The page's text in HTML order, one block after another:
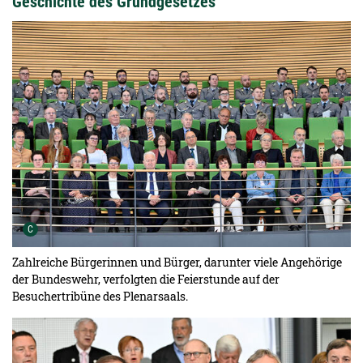
C Urheber der Grafik:
Zahlreiche Bürgerinnen und Bürger, darunter viele Angehörige
der Bundeswehr, verfolgten die Feierstunde auf der
Besuchertribüne des Plenarsaals.